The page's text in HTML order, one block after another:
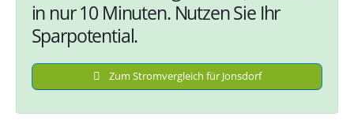
in nur 10 Minuten. Nutzen Sie Ihr
Sparpotential.
Zum Stromvergleich für Jonsdorf